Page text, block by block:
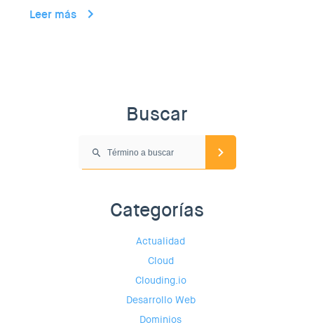
Leer más
Buscar
Categorías
Actualidad
Cloud
Clouding.io
Desarrollo Web
Dominios